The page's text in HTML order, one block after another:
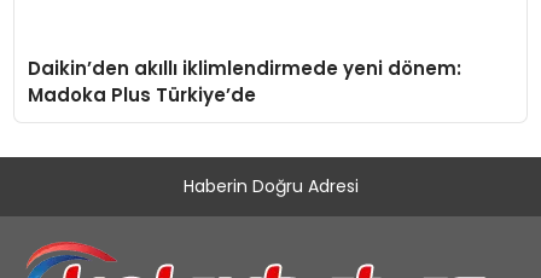
Daikin’den akıllı iklimlendirmede yeni dönem:
Madoka Plus Türkiye’de
Haberin Doğru Adresi